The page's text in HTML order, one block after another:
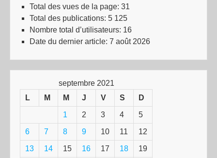
Total des vues de la page: 31
Total des publications: 5 125
Nombre total d’utilisateurs: 16
Date du dernier article: 7 août 2026
septembre 2021
L
M M J V S D
1 2 3 4 5
6 7 8 9 10 11 12
13 14 15 16 17 18 19